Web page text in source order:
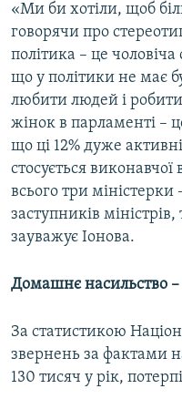
«Ми би хотіли, щоб
говорячи про
політика – це
що у політики не має
любити людей і
жінок в парламенті –
що ці 12% дуже
стосується
всього три
заступників
зауважує Іонова.
Домашнє насильство
За статистикою
звернень за фактами
130 тисяч у рік,